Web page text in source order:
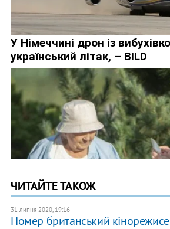
ЧИТАЙТЕ ТАКОЖ
31 липня 2020, 19:16
Помер британський